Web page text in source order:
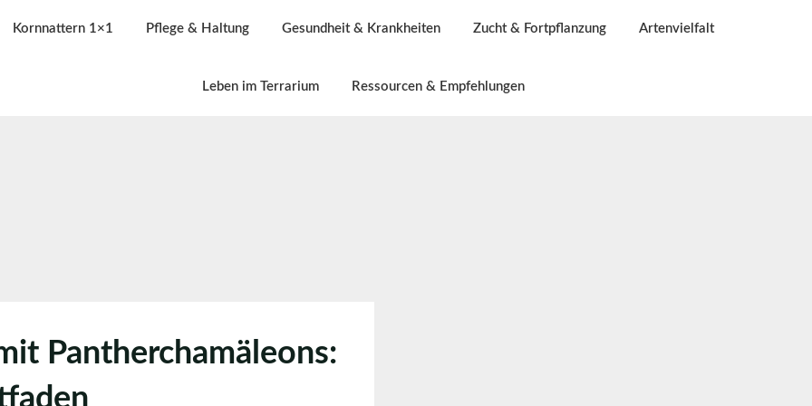
Kornnattern 1×1 Pflege & Haltung Gesundheit & Krankheiten Zucht & Fortpflanzung Artenvielfalt
Leben im Terrarium Ressourcen & Empfehlungen
Pantherchamäleons: